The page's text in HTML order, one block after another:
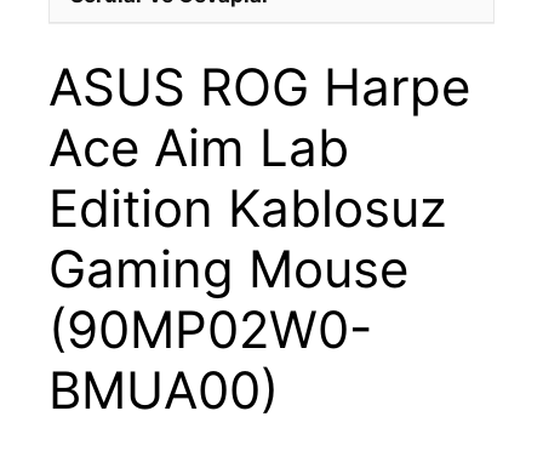
ASUS ROG Harpe
Ace Aim Lab
Edition Kablosuz
Gaming Mouse
(90MP02W0-
BMUA00)